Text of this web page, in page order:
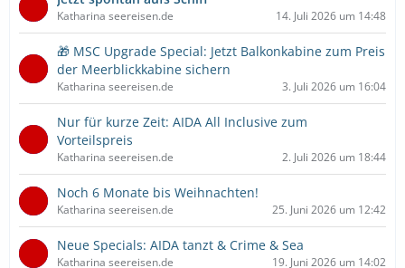
Katharina seereisen.de 14. Juli 2026 um 14:48
🎁 MSC Upgrade Special: Jetzt Balkonkabine zum Preis
der Meerblickkabine sichern
Katharina seereisen.de 3. Juli 2026 um 16:04
Nur für kurze Zeit: AIDA All Inclusive zum
Vorteilspreis
Katharina seereisen.de 2. Juli 2026 um 18:44
Noch 6 Monate bis Weihnachten!
Katharina seereisen.de 25. Juni 2026 um 12:42
Neue Specials: AIDA tanzt & Crime & Sea
Katharina seereisen.de 19. Juni 2026 um 14:02